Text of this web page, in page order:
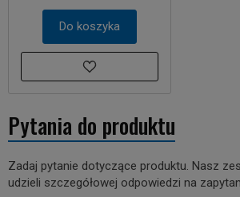
Do koszyka
Pytania do produktu
Zadaj pytanie dotyczące produktu. Nasz
udzieli szczegółowej odpowiedzi na